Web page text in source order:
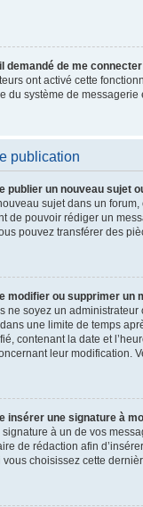
demandé de me
ont activé cette
du système de
publication
publier un nouveau sujet
sujet dans un
de pouvoir rédiger un
pouvez transférer des
modifier ou supprimer un
ne soyez un
une limite de temps
contenant la date et
leur modification.
insérer une signature à
à un de vos
de rédaction afin
vous choisissez cette